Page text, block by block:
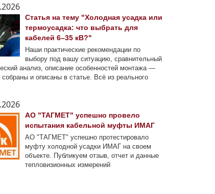
Статья на тему "Холодная усадка или
термоусадка: что выбрать для
кабелей 6–35 кВ?"
Наши практические рекомендации по
выбору под вашу ситуацию, сравнительный
анализ, описание особенностей монтажа —
собраны и описаны в статье. Всё из реального
АО "ТАГМЕТ" успешно провело
испытания кабельной муфты ИМАГ
АО "ТАГМЕТ" успешно протестировало
муфту холодной усадки ИМАГ на своем
объекте. Публикуем отзыв, отчет и данные
тепловизионных измерений